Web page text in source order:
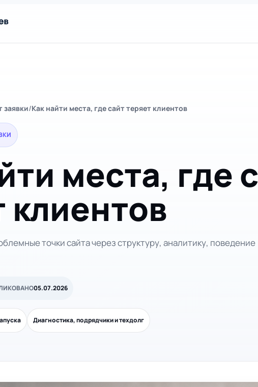
заявки Как найти места, где сайт теряет клиентов
места, где
клиентов
точки сайта через структуру, аналитику, поведение
05.07.2026
Диагностика, подрядчики и техдолг